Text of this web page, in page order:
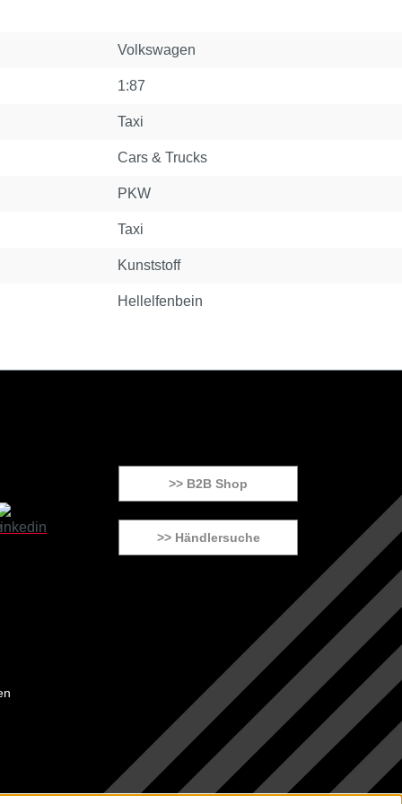
Volkswagen
1:87
Taxi
Cars & Trucks
PKW
Taxi
Kunststoff
Hellelfenbein
>> B2B Shop
>> Händlersuche